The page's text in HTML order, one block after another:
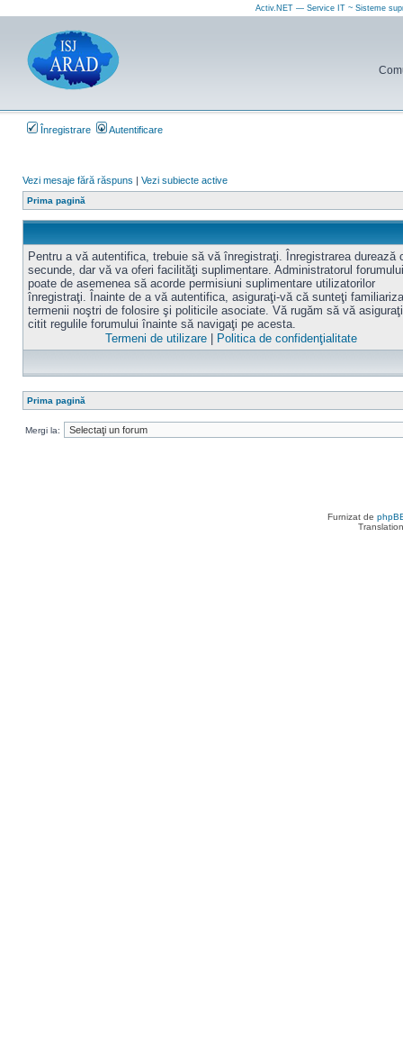
Activ.NET — Service IT ~ Sisteme
Înregistrare Autentificare
Vezi mesaje fără răspuns | Vezi subiecte active
Prima pagină
Pentru a vă autentifica, trebuie să vă înregistraţi. Înregistrarea durează
secunde, dar vă va oferi facilităţi suplimentare. Administratorul forumului
poate de asemenea să acorde permisiuni suplimentare utilizatorilor
înregistraţi. Înainte de a vă autentifica, asiguraţi-vă că sunteţi
termenii noştri de folosire şi politicile asociate. Vă rugăm să vă
citit regulile forumului înainte să navigaţi pe acesta.
Termeni de utilizare
Politica de confidenţialitate
Prima pagină
Mergi la:
Furnizat de